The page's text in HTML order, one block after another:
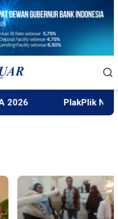
PlakPlik Ngataku